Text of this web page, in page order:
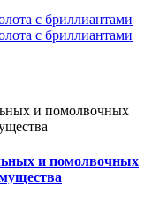
и помолвочных